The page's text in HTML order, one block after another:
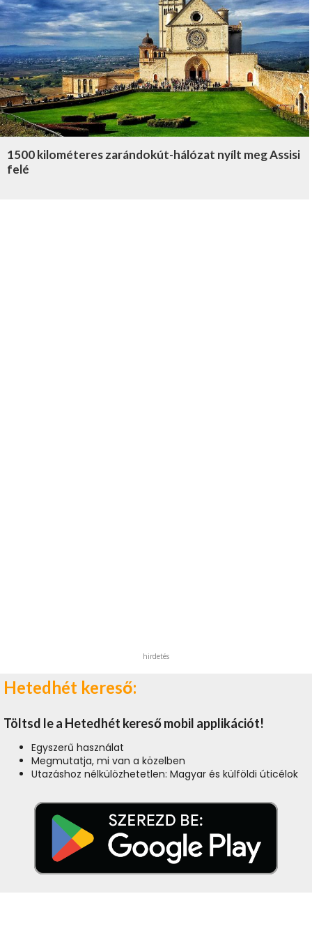
1500 kilométeres zarándokút-hálózat nyílt meg Assisi
felé
hirdetés
Hetedhét kereső:
Töltsd le a Hetedhét kereső mobil applikációt!
Egyszerű használat
Megmutatja, mi van a közelben
Utazáshoz nélkülözhetetlen: Magyar és külföldi úticélok